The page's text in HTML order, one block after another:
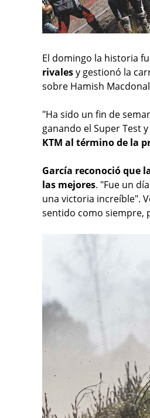
El domingo la historia
rivalesy gestionó la
sobre Hamish
"Ha sido un fin de
ganando el Super Test
KTM al término de la
García reconoció que
las mejores. "Fue un
una victoria increíble".
sentido como siempre,